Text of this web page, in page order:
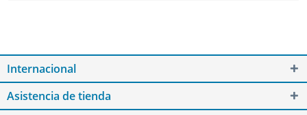
Internacional
Asistencia de tienda